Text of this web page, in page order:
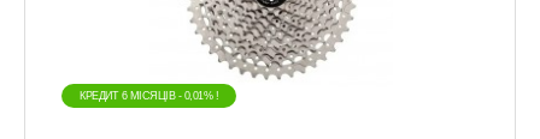
КРЕДИТ 6 МIСЯЦIВ - 0,01% !